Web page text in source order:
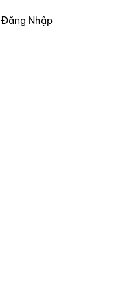
Đăng Nhập